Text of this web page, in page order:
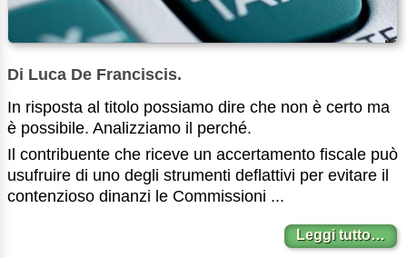
Di Luca De Franciscis.
In risposta al titolo possiamo dire che non è certo ma
è possibile. Analizziamo il perché.
Il contribuente che riceve un accertamento fiscale può
usufruire di uno degli strumenti deflattivi per evitare il
contenzioso dinanzi le Commissioni ...
Leggi tutto…